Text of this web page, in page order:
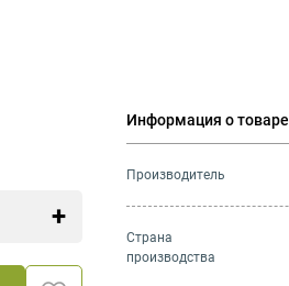
Информация о товаре
Производитель
Страна
производства